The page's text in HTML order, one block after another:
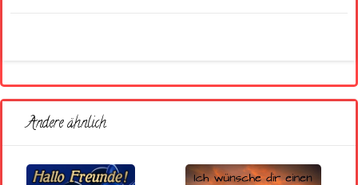
Andere ähnlich